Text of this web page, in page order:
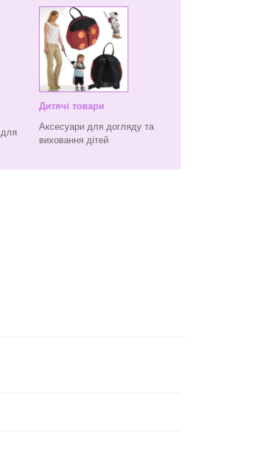
Дитячі товари
Аксесуари для догляду та
виховання дітей